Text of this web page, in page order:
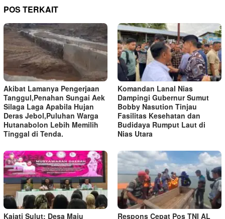
POS TERKAIT
Akibat Lamanya Pengerjaan
Tanggul,Penahan Sungai Aek
Silaga Laga Apabila Hujan
Deras Jebol,Puluhan Warga
Hutanabolon Lebih Memilih
Tinggal di Tenda.
Komandan Lanal Nias
Dampingi Gubernur Sumut
Bobby Nasution Tinjau
Fasilitas Kesehatan dan
Budidaya Rumput Laut di
Nias Utara
Kajati Sulut: Desa Maju Respons Cepat Pos TNI AL